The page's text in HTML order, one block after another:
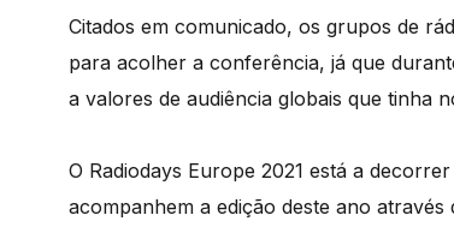
Citados em comunicado, os grupos de
para acolher a conferência, já que
a valores de audiência globais que tinha
O Radiodays Europe 2021 está a
acompanhem a edição deste ano através